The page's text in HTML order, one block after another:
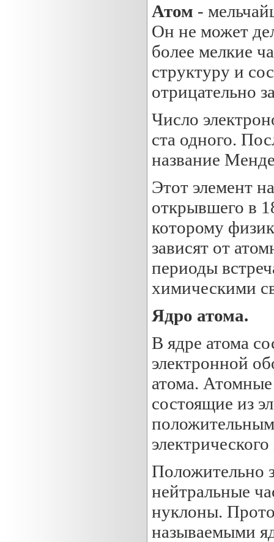
Атом -
Он не может
более мелкие
структуру и
отрицательно
Число
ста одного.
название
Этот элемент
открывшего в
которому
зависят от
периоды
химическими
Ядро атома.
В ядре атома
электронной
атома.
состоящие из
Положительно
нейтральные
нуклоны.
называемыми